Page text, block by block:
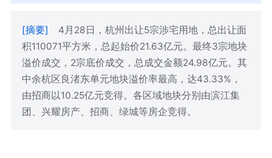
[摘要]
4月28日，杭州出让5宗涉宅用地，总出让面
积110071平方米，总起始价21.63亿元。最终3宗地块
溢价成交，2宗底价成交，总成交金额24.98亿元。其
中余杭区良渚东单元地块溢价率最高，达43.33%，
由招商以10.25亿元竞得。各区域地块分别由滨江集
团、兴耀房产、招商、绿城等房企竞得。